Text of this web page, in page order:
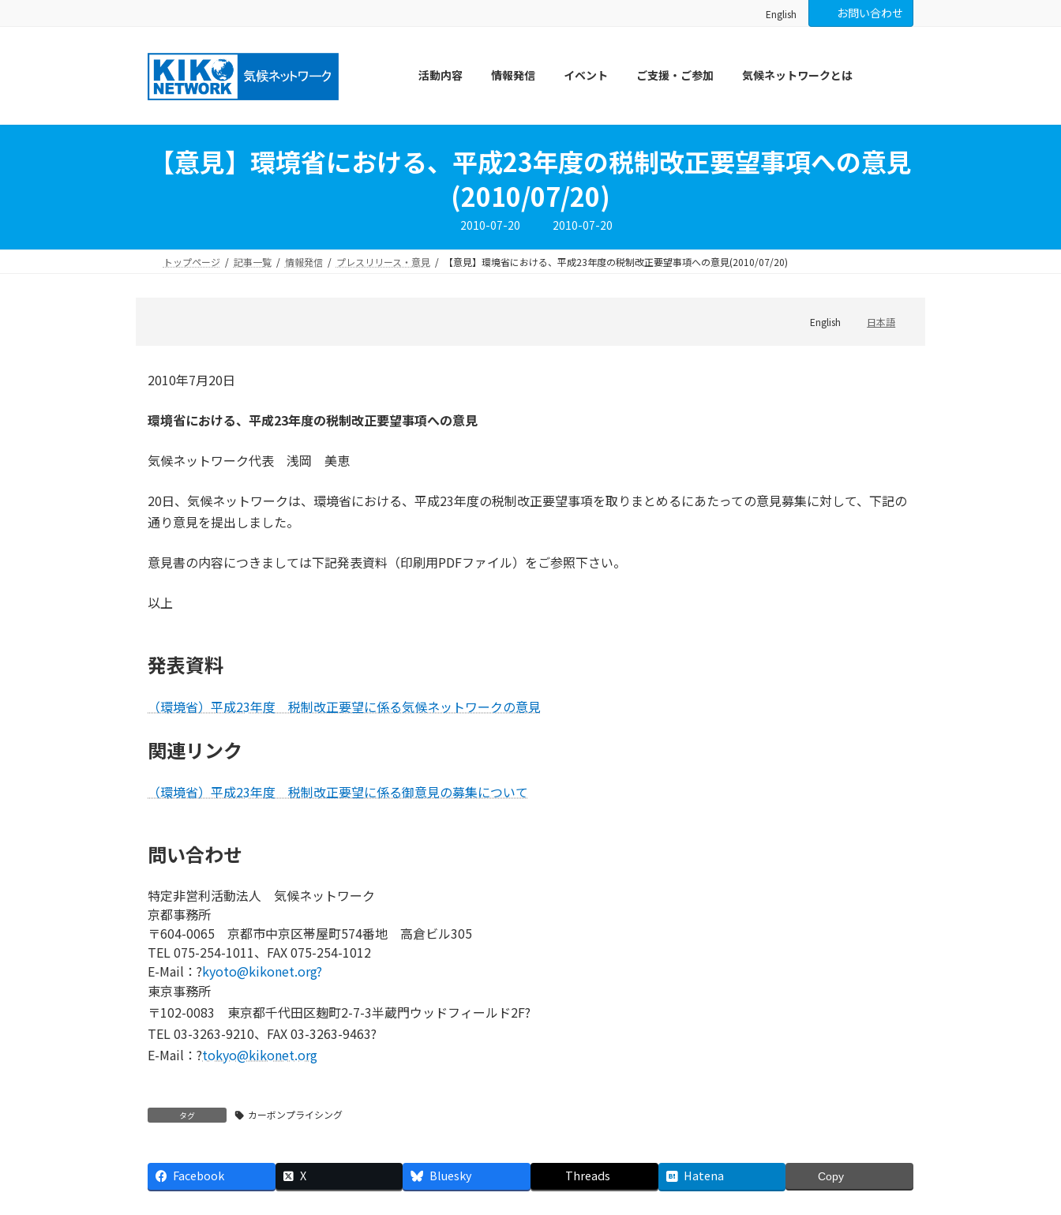
ス
ン
English お問い合わせ
活動内容 情報発信 イベント ご支援・ご参加 気候ネットワークとは
【意見】環境省における、平成23年度の税制改正要望事項への意見
(2010/07/20)
2010-07-20 最
終
更
新
日
2010-07-20
トップページ 記事一覧 情報発信 プレスリリース・意見 【意見】環境省における、平成23年度の税制改正要望事項への意見(2010/07/20)
English 日本語
2010年7月20日
環境省における、平成23年度の税制改正要望事項への意見
気候ネットワーク代表 浅岡 美恵
20日、気候ネットワークは、環境省における、平成23年度の税制改正要望事項を取りまとめるにあたっての意見募集に対して、下記の
通り意見を提出しました。
意見書の内容につきましては下記発表資料（印刷用PDFファイル）をご参照下さい。
以上
発表資料
（環境省）平成23年度 税制改正要望に係る気候ネットワークの意見
関連リンク
（環境省）平成23年度 税制改正要望に係る御意見の募集について
問い合わせ
特定非営利活動法人 気候ネットワーク
京都事務所
〒604-0065 京都市中京区帯屋町574番地 高倉ビル305
TEL 075-254-1011、FAX 075-254-1012
E-Mail：?kyoto@kikonet.org?
東京事務所
〒102-0083 東京都千代田区麹町2-7-3半蔵門ウッドフィールド2F?
TEL 03-3263-9210、FAX 03-3263-9463?
E-Mail：?tokyo@kikonet.org
タグ カーボンプライシング
Facebook X Bluesky Threads Hatena Copy